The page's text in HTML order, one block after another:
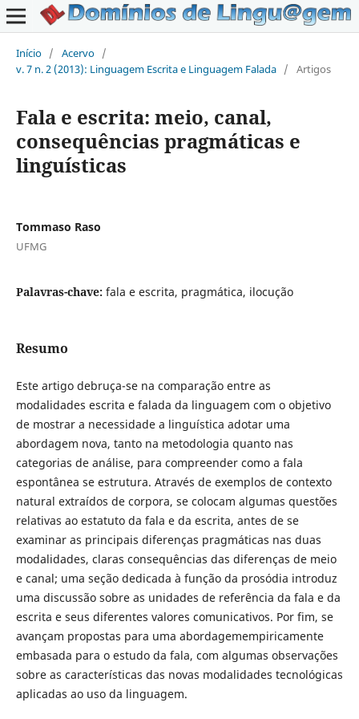
Início / Acervo /
v. 7 n. 2 (2013): Linguagem Escrita e Linguagem Falada / Artigos
Fala e escrita: meio, canal,
consequências pragmáticas e
linguísticas
Tommaso Raso
UFMG
Palavras-chave: fala e escrita, pragmática, ilocução
Resumo
Este artigo debruça-se na comparação entre as
modalidades escrita e falada da linguagem com o objetivo
de mostrar a necessidade a linguística adotar uma
abordagem nova, tanto na metodologia quanto nas
categorias de análise, para compreender como a fala
espontânea se estrutura. Através de exemplos de contexto
natural extraídos de corpora, se colocam algumas questões
relativas ao estatuto da fala e da escrita, antes de se
examinar as principais diferenças pragmáticas nas duas
modalidades, claras consequências das diferenças de meio
e canal; uma seção dedicada à função da prosódia introduz
uma discussão sobre as unidades de referência da fala e da
escrita e seus diferentes valores comunicativos. Por fim, se
avançam propostas para uma abordagemempiricamente
embasada para o estudo da fala, com algumas observações
sobre as características das novas modalidades tecnológicas
aplicadas ao uso da linguagem.